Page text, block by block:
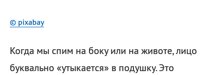
© pixabay
Когда мы спим на боку или на животе, лицо
буквально «утыкается» в подушку. Это